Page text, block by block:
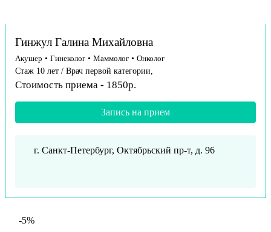
Гинжул Галина Михайловна
Акушер • Гинеколог • Маммолог • Онколог
Стаж 10 лет / Врач первой категории,
Стоимость приема - 1850р.
Запись на прием
г. Санкт-Петербург, Октябрьский пр-т, д. 96
-5%